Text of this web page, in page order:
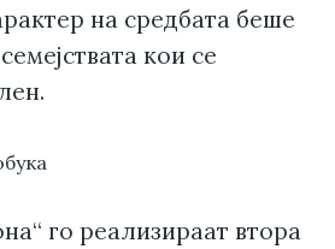
на средбата беше
кои се
го реализираат втора